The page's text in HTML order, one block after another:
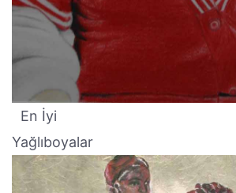
En İyi
Yağlıboyalar